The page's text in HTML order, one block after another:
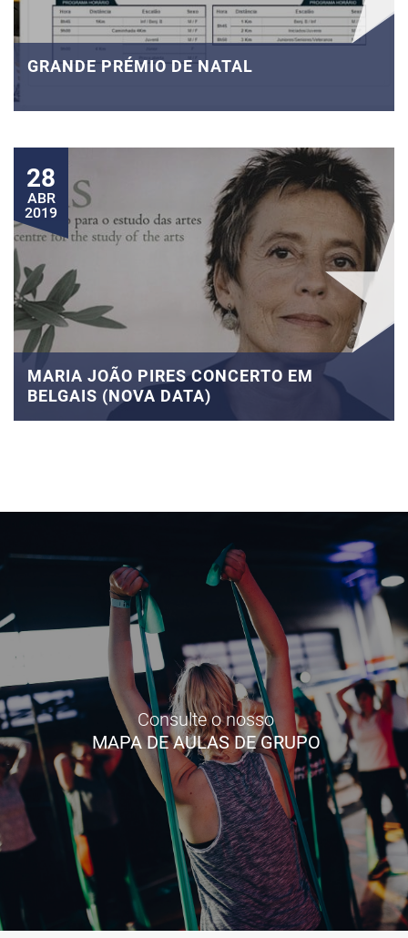
GRANDE PRÉMIO DE NATAL
28
ABR
2019
MARIA JOÃO PIRES CONCERTO EM
BELGAIS (NOVA DATA)
Consulte o nosso
MAPA DE AULAS DE GRUPO